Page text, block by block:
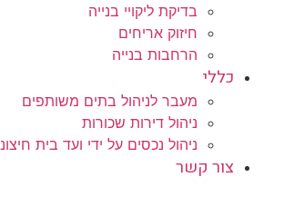
בדיקת ליקויי בנייה
חיזוק אריחים
הרחבות בנייה
כללי
מעבר לניהול בתים משותפים
ניהול דירות שכורות
ניהול נכסים על ידי ועד בית חיצוני
צור קשר